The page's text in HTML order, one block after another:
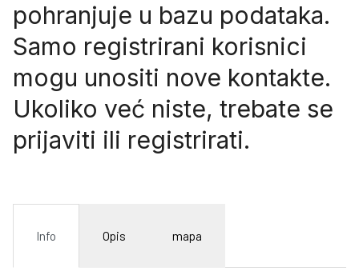
pohranjuje u bazu podataka.
Samo registrirani korisnici
mogu unositi nove kontakte.
Ukoliko već niste, trebate se
prijaviti ili registrirati.
Info Opis mapa